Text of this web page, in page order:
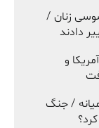
زنان /
دادند
و
/ جنگ